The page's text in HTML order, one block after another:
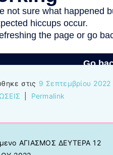
στις 9 Σεπτεμβρίου 2022
Permalink
άρθρων
ΑΓΙΑΣΜΟΣ ΔΕΥΤΕΡΑ 12